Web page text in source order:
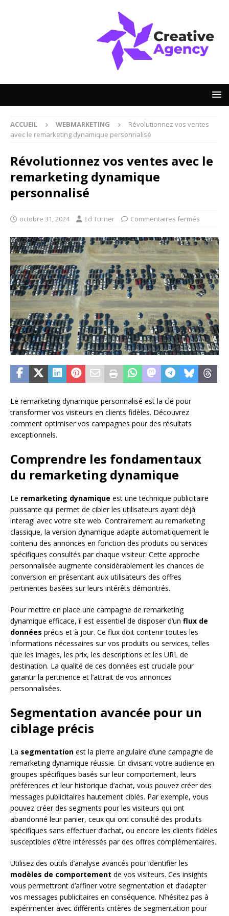
ACCUEIL WEBMARKETING
Révolutionnez vos ventes
avec le remarketing dynamique personnalisé
Révolutionnez vos ventes avec le
remarketing dynamique
personnalisé
octobre 31, 2024 Ed Turner Commentaires fermés
Le remarketing dynamique personnalisé est la clé pour
transformer vos visiteurs en clients fidèles. Découvrez
comment optimiser vos campagnes pour des résultats
exceptionnels.
Comprendre les fondamentaux
du remarketing dynamique
Le remarketing dynamique est une technique publicitaire
puissante qui permet de cibler les utilisateurs ayant déjà
interagi avec votre site web. Contrairement au remarketing
classique, la version dynamique adapte automatiquement le
contenu des annonces en fonction des produits ou services
spécifiques consultés par chaque visiteur. Cette approche
personnalisée augmente considérablement les chances de
conversion en présentant aux utilisateurs des offres
pertinentes basées sur leurs intérêts démontrés.
Pour mettre en place une campagne de remarketing
dynamique efficace, il est essentiel de disposer d’un flux de
données précis et à jour. Ce flux doit contenir toutes les
informations nécessaires sur vos produits ou services, telles
que les images, les prix, les descriptions et les URL de
destination. La qualité de ces données est cruciale pour
garantir la pertinence et l’attrait de vos annonces
personnalisées.
Segmentation avancée pour un
ciblage précis
La segmentation est la pierre angulaire d’une campagne de
remarketing dynamique réussie. En divisant votre audience en
groupes spécifiques basés sur leur comportement, leurs
préférences et leur historique d’achat, vous pouvez créer des
messages publicitaires hautement ciblés. Par exemple, vous
pouvez créer des segments pour les visiteurs qui ont
abandonné leur panier, ceux qui ont consulté des produits
spécifiques sans effectuer d’achat, ou encore les clients fidèles
susceptibles d’être intéressés par des offres complémentaires.
Utilisez des outils d’analyse avancés pour identifier les
modèles de comportement de vos visiteurs. Ces insights
vous permettront d’affiner votre segmentation et d’adapter
vos messages publicitaires en conséquence. N’hésitez pas à
expérimenter avec différents critères de segmentation pour